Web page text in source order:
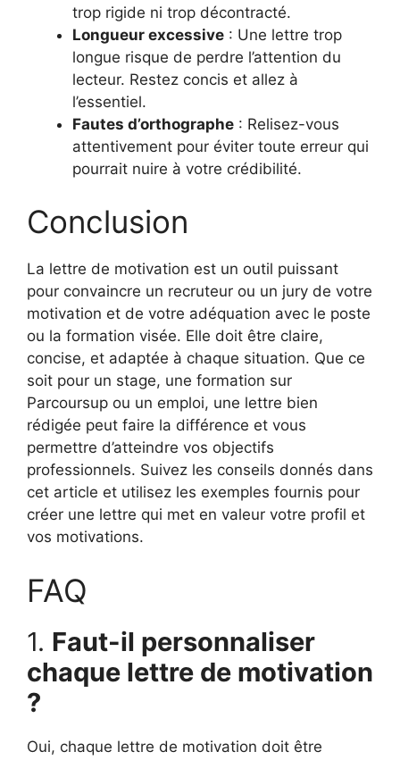
trop rigide ni trop décontracté.
Longueur excessive : Une lettre trop
longue risque de perdre l’attention du
lecteur. Restez concis et allez à
l’essentiel.
Fautes d’orthographe : Relisez-vous
attentivement pour éviter toute erreur qui
pourrait nuire à votre crédibilité.
Conclusion
La lettre de motivation est un outil puissant
pour convaincre un recruteur ou un jury de votre
motivation et de votre adéquation avec le poste
ou la formation visée. Elle doit être claire,
concise, et adaptée à chaque situation. Que ce
soit pour un stage, une formation sur
Parcoursup ou un emploi, une lettre bien
rédigée peut faire la différence et vous
permettre d’atteindre vos objectifs
professionnels. Suivez les conseils donnés dans
cet article et utilisez les exemples fournis pour
créer une lettre qui met en valeur votre profil et
vos motivations.
FAQ
1. Faut-il personnaliser
chaque lettre de motivation
?
Oui, chaque lettre de motivation doit être